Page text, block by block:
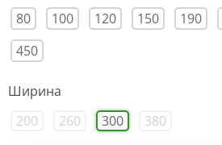
80
100 120 150 190
450
Ширина
200
260 300 380